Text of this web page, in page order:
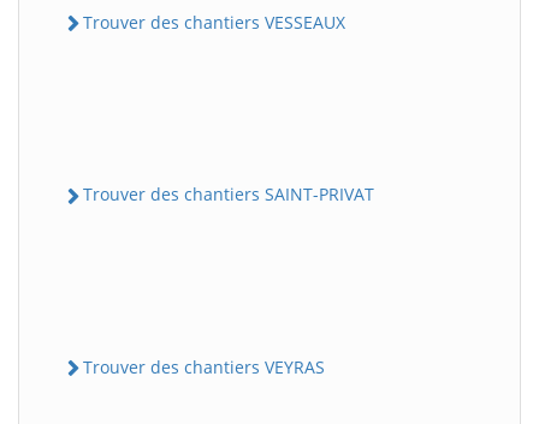
Trouver des chantiers VESSEAUX
Trouver des chantiers SAINT-PRIVAT
Trouver des chantiers VEYRAS